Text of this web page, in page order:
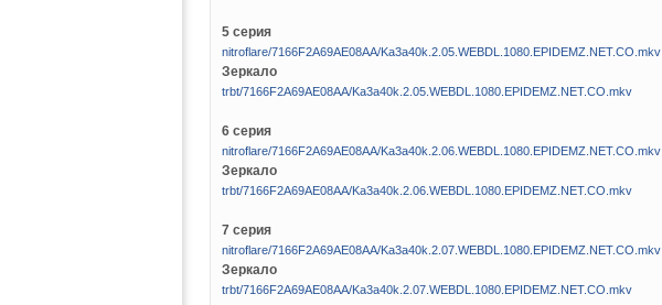
5 серия
nitroflare/7166F2A69AE08AA/Ka3a40k.2.05.WEBDL.1080.EPIDEMZ.NET.CO.mkv
Зеркало
trbt/7166F2A69AE08AA/Ka3a40k.2.05.WEBDL.1080.EPIDEMZ.NET.CO.mkv
6 серия
nitroflare/7166F2A69AE08AA/Ka3a40k.2.06.WEBDL.1080.EPIDEMZ.NET.CO.mkv
Зеркало
trbt/7166F2A69AE08AA/Ka3a40k.2.06.WEBDL.1080.EPIDEMZ.NET.CO.mkv
7 серия
nitroflare/7166F2A69AE08AA/Ka3a40k.2.07.WEBDL.1080.EPIDEMZ.NET.CO.mkv
Зеркало
trbt/7166F2A69AE08AA/Ka3a40k.2.07.WEBDL.1080.EPIDEMZ.NET.CO.mkv